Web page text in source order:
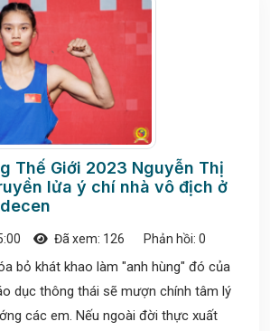
Thế Giới 2023 Nguyễn Thị
lửa ý chí nhà vô địch ở
Đã xem: 126 Phản hồi: 0
bỏ khát khao làm "anh hùng" đó của
dục thông thái sẽ mượn chính tâm lý
các em. Nếu ngoài đời thực xuất